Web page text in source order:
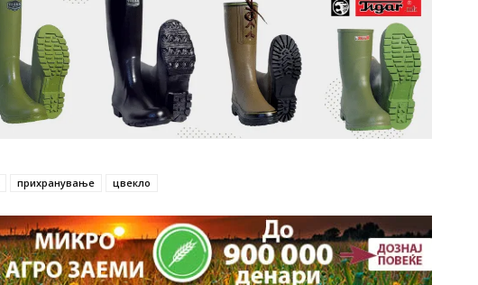
прихранување цвекло